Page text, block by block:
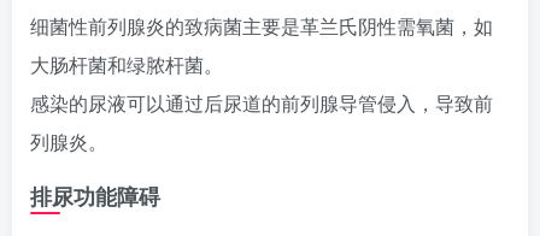
细菌性前列腺炎的致病菌主要是革兰氏阴性需氧菌，如
大肠杆菌和绿脓杆菌。
感染的尿液可以通过后尿道的前列腺导管侵入，导致前
列腺炎。
排尿功能障碍